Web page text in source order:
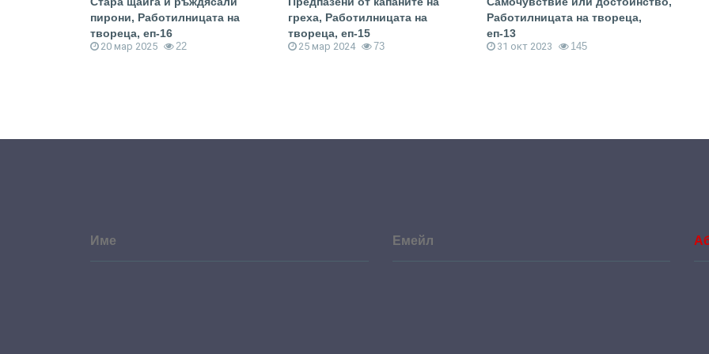
пирони, Работилницата на
твореца, еп-16
20 мар 2025 22
греха, Работилницата на
твореца, еп-15
25 мар 2024 73
Работилницата на твореца,
еп-13
31 окт 2023 145